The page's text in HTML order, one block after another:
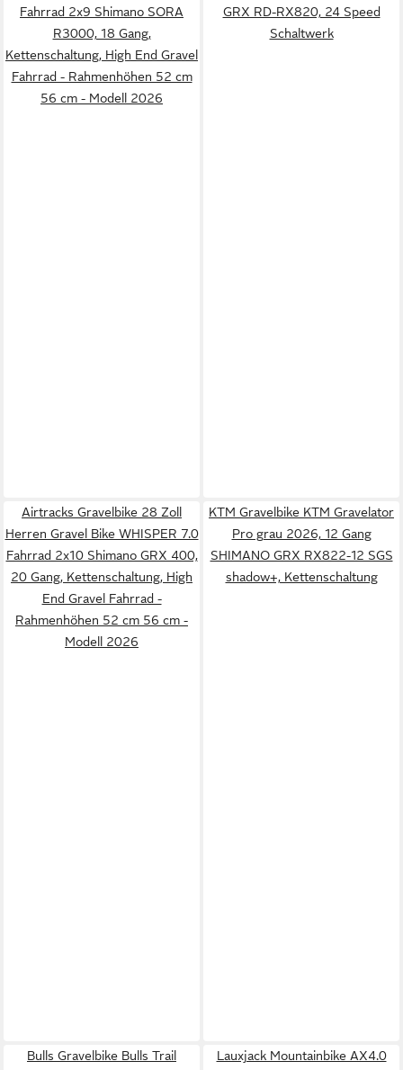
Fahrrad 2x9 Shimano SORA
R3000, 18 Gang,
Kettenschaltung, High End Gravel
Fahrrad - Rahmenhöhen 52 cm
56 cm - Modell 2026
GRX RD-RX820, 24 Speed
Schaltwerk
Airtracks Gravelbike 28 Zoll
Herren Gravel Bike WHISPER 7.0
Fahrrad 2x10 Shimano GRX 400,
20 Gang, Kettenschaltung, High
End Gravel Fahrrad -
Rahmenhöhen 52 cm 56 cm -
Modell 2026
KTM Gravelbike KTM Gravelator
Pro grau 2026, 12 Gang
SHIMANO GRX RX822-12 SGS
shadow+, Kettenschaltung
Bulls Gravelbike Bulls Trail
Lauxjack Mountainbike AX4.0